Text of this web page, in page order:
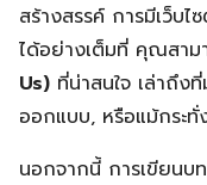
สร้างสรรค์ การมีเว็บไ
ได้อย่างเต็มที่ คุณสาม
Us) ที่น่าสนใจ เล่าถึง
ออกแบบ, หรือแม้กระ
นอกจากนี้ การเขียนบ